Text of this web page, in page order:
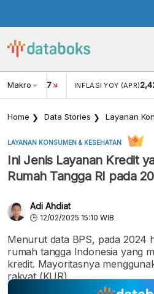
Makro
USD/IDR 17 INFLASI YOY (APR)
Home Data Stories Layanan
LAYANAN KONSUMEN & KESEHATAN
Ini Jenis Layanan Kredit
Rumah Tangga RI pada
Adi Ahdiat
12/02/2025 15:10 WIB
Menurut data BPS, pada 2024
rumah tangga Indonesia yang
kredit. Mayoritasnya
rakyat (KUR).